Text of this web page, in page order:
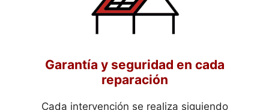
Garantía y seguridad en cada
reparación
Cada intervención se realiza siguiendo